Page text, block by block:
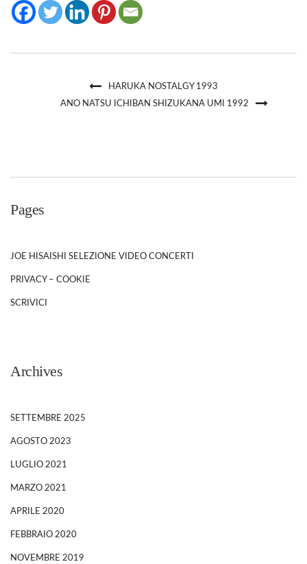
HARUKA NOSTALGY 1993
ANO NATSU ICHIBAN SHIZUKANA UMI 1992
Pages
JOE HISAISHI SELEZIONE VIDEO CONCERTI
PRIVACY – COOKIE
SCRIVICI
Archives
SETTEMBRE 2025
AGOSTO 2023
LUGLIO 2021
MARZO 2021
APRILE 2020
FEBBRAIO 2020
NOVEMBRE 2019